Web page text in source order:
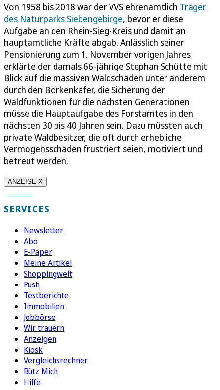
Von 1958 bis 2018 war der VVS ehrenamtlich Träger
des Naturparks Siebengebirge, bevor er diese
Aufgabe an den Rhein-Sieg-Kreis und damit an
hauptamtliche Kräfte abgab. Anlässlich seiner
Pensionierung zum 1. November vorigen Jahres
erklärte der damals 66-jährige Stephan Schütte mit
Blick auf die massiven Waldschäden unter anderem
durch den Borkenkäfer, die Sicherung der
Waldfunktionen für die nächsten Generationen
müsse die Hauptaufgabe des Forstamtes in den
nächsten 30 bis 40 Jahren sein. Dazu müssten auch
private Waldbesitzer, die oft durch erhebliche
Vermögensschäden frustriert seien, motiviert und
betreut werden.
ANZEIGE X
SERVICES
Newsletter
Abo
E-Paper
Meine Artikel
Shoppingwelt
Push
Testberichte
Immobilien
Jobbörse
Wir trauern
Anzeigen
Kiosk
Vergleichsrechner
Bütz Mich
Hilfe